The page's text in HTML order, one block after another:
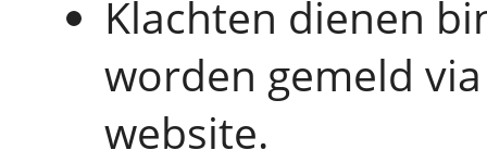
Klachten dienen
worden gemeld
website.